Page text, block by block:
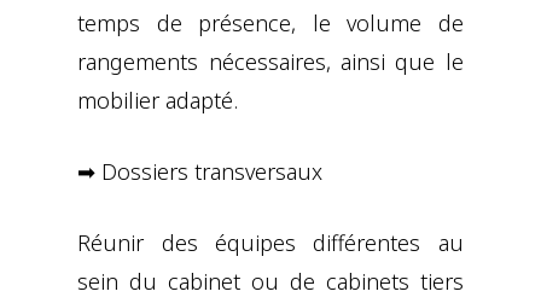
temps de présence, le volume de
rangements nécessaires, ainsi que le
mobilier adapté.
➡ Dossiers transversaux
Réunir des équipes différentes au
sein du cabinet ou de cabinets tiers